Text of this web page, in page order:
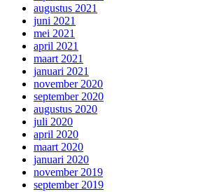
augustus 2021
juni 2021
mei 2021
april 2021
maart 2021
januari 2021
november 2020
september 2020
augustus 2020
juli 2020
april 2020
maart 2020
januari 2020
november 2019
september 2019